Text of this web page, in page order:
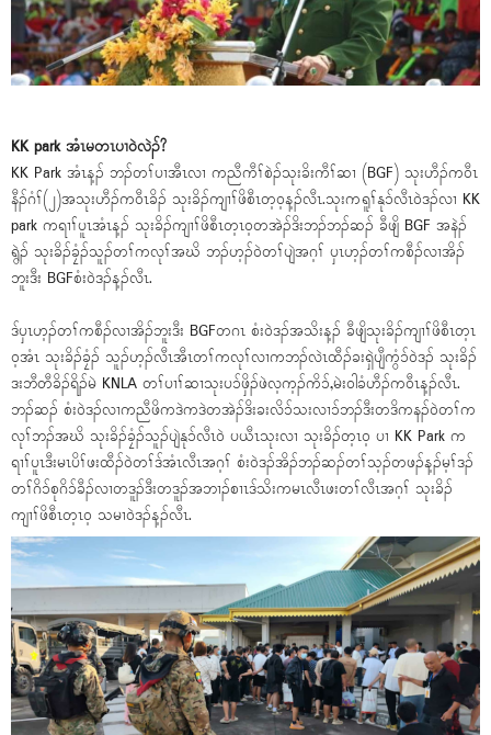
KK park အံၤမတၤပၢဝဲလဲၣ်?
KK Park အံၤန့ၣ် ဘၣ်တၢ်ပၢအီၤလၢ ကညီကီၢ်စဲၣ်သုးခိးကီၢ်ဆၢ (BGF) သုးဟီၣ်ကဝီၤ
နီၣ်ဂံၢ်(၂)အသုးဟီၣ်ကဝီၤခိၣ် သုးခိၣ်ကျၢၢ်ဖိစီၤတ့ဝ့န့ၣ်လီၤ.သုးကရူၢ်နုၥ်လီၤဝဲဒၣ်လၢ KK
park ကရၢၢ်ပူၤအံၤန့ၣ် သုးခိၣ်ကျၢၢ်ဖိစီၤတ့ၤဝ့တအဲၣ်ဒိးဘၣ်ဘၣ်ဆၣ် ခီဖျိ BGF အနဲၣ်
ရွဲၣ် သုးခိၣ်ခၠံၣ်သူၣ်တၢ်ကလုၢ်အဃိ ဘၣ်ဟ့ၣ်ဝဲတၢ်ပျဲအဂ့ၢ် ပှၤဟ့ၣ်တၢ်ကစီၣ်လၢအိၣ်
ဘူးဒီး BGFစံးဝဲဒၣ်န့ၣ်လီၤ.
ဒ်ပှၤဟ့ၣ်တၢ်ကစီၣ်လၢအိၣ်ဘူးဒီး BGFတဂၤ စံးဝဲဒၣ်အသိးန့ၣ် ခီဖျိသုးခိၣ်ကျၢၢ်ဖိစီၤတ့ၤ
ဝ့အံၤ သုးခိၣ်ခၠံၣ် သူၣ်ဟ့ၣ်လီၤအီၤတၢ်ကလုၢ်လၢကဘၣ်လဲၤထီၣ်ခးရှဲပျီကွံၥ်ဝဲဒၣ် သုးခိၣ်
ဒးဘီတီခိၣ်ရိၣ်မဲ KNLA တၢ်ပၢၢ်ဆၢသုးပၥ်ဖှိၣ်ဖဲလ့က့ၣ်ကိၥ်,မဲးဝါခံဟီၣ်ကဝီၤန့ၣ်လီၤ.
ဘၣ်ဆၣ် စံးဝဲဒၣ်လၢကညီဖိကဒဲကဒဲတအဲၣ်ဒိးခးလိၥ်သးလၢၥ်ဘၣ်ဒီးတဒိကနၣ်ဝဲတၢ်က
လုၢ်ဘၣ်အဃိ သုးခိၣ်ခၠံၣ်သူၣ်ပျဲနုၥ်လီၤဝဲ ပယီၤသုးလၢ သုးခိၣ်တ့ၤဝ့ ပၢ KK Park က
ရၢၢ်ပူၤဒီးမၤပိၢ်ဖးထီၣ်ဝဲတၢ်ဒ်အံၤလီၤအဂ့ၢ် စံးဝဲဒၣ်အိၣ်ဘၣ်ဆၣ်တၢ်သ့ၣ်တဖၣ်န့ၣ်မ့ၢ်ဒၣ်
တၢ်ဂိၥ်စုဂိၥ်ခီၣ်လၢတဒူၣ်ဒီးတဒူၣ်အဘၢၣ်စၢၤဒ်သိးကမၤလီၤဖးတၢ်လီၤအဂ့ၢ် သုးခိၣ်
ကျၢၢ်ဖိစီၤတ့ၤဝ့ သမၢဝဲဒၣ်န့ၣ်လီၤ.